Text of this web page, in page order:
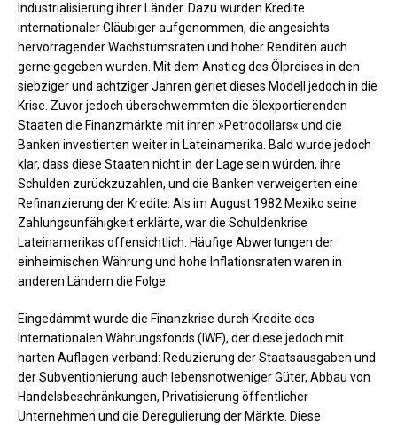
Industrialisierung ihrer Länder. Dazu wurden Kredite
internationaler Gläubiger aufgenommen, die angesichts
hervorragender Wachstumsraten und hoher Renditen auch
gerne gegeben wurden. Mit dem Anstieg des Ölpreises in den
siebziger und achtziger Jahren geriet dieses Modell jedoch in die
Krise. Zuvor jedoch überschwemmten die ölexportierenden
Staaten die Finanzmärkte mit ihren »Petrodollars« und die
Banken investierten weiter in Lateinamerika. Bald wurde jedoch
klar, dass diese Staaten nicht in der Lage sein würden, ihre
Schulden zurückzuzahlen, und die Banken verweigerten eine
Refinanzierung der Kredite. Als im August 1982 Mexiko seine
Zahlungsunfähigkeit erklärte, war die Schuldenkrise
Lateinamerikas offensichtlich. Häufige Abwertungen der
einheimischen Währung und hohe Inflationsraten waren in
anderen Ländern die Folge.
Eingedämmt wurde die Finanzkrise durch Kredite des
Internationalen Währungsfonds (IWF), der diese jedoch mit
harten Auflagen verband: Reduzierung der Staatsausgaben und
der Subventionierung auch lebensnotweniger Güter, Abbau von
Handelsbeschränkungen, Privatisierung öffentlicher
Unternehmen und die Deregulierung der Märkte. Diese